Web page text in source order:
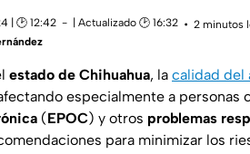
| 🕑 12:42 | Actualizado 🕑 16:32
2 minutos
estado de Chihuahua, la calidad del
especialmente a personas
(EPOC) y otros problemas
para minimizar los